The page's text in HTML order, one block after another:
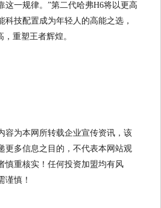
这一规律。”第二代哈弗H6将以更高
科技配置成为年轻人的高能之选，
重塑王者辉煌。
容为本网所转载企业宣传资讯，该
更多信息之目的，不代表本网站观
慎重核实！任何投资加盟均有风
谨慎！